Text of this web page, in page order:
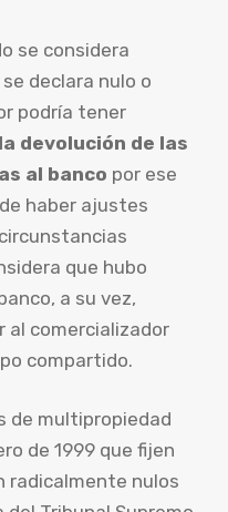
se considera
declara nulo o
podría tener
devolución de las
al banco por ese
haber ajustes
que hubo
a su vez,
al comercializador
compartido.
de multipropiedad
de 1999 que fijen
radicalmente nulos